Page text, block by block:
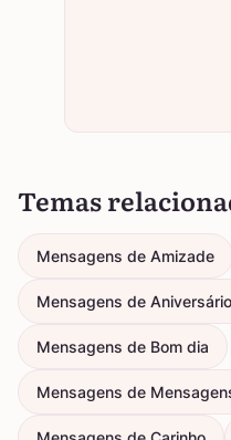
Temas
Mensagens de Amizade
Mensagens de Aniversário
Mensagens de Bom dia
Mensagens de